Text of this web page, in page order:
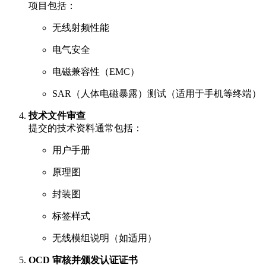
项目包括：
无线射频性能
电气安全
电磁兼容性（EMC）
SAR（人体电磁暴露）测试（适用于手机等终端）
技术文件审查
提交的技术资料通常包括：
用户手册
原理图
封装图
标签样式
无线模组说明（如适用）
OCD 审核并颁发认证证书